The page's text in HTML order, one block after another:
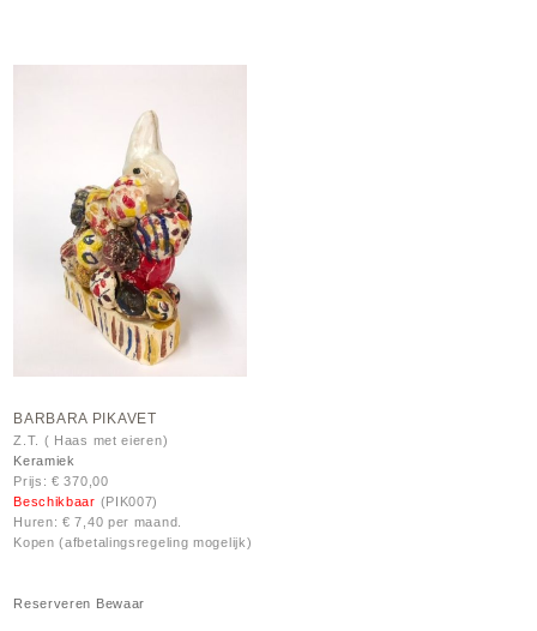
BARBARA PIKAVET
Z.T. ( Haas met eieren)
Keramiek
Prijs: € 370,00
Beschikbaar (PIK007)
Huren: € 7,40 per maand.
Kopen (afbetalingsregeling mogelijk)
Reserveren Bewaar